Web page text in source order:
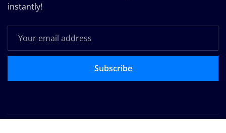
instantly!
Subscribe